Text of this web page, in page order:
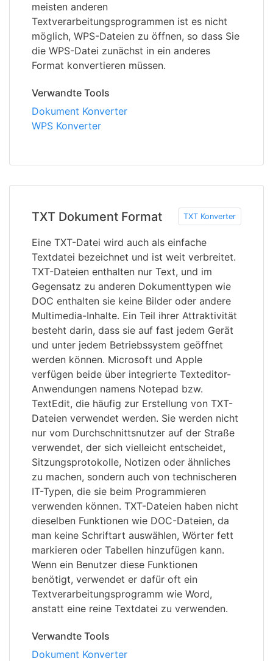
meisten anderen
Textverarbeitungsprogrammen ist es nicht
möglich, WPS-Dateien zu öffnen, so dass Sie
die WPS-Datei zunächst in ein anderes
Format konvertieren müssen.
Verwandte Tools
Dokument Konverter
WPS Konverter
TXT Dokument Format TXT Konverter
Eine TXT-Datei wird auch als einfache
Textdatei bezeichnet und ist weit verbreitet.
TXT-Dateien enthalten nur Text, und im
Gegensatz zu anderen Dokumenttypen wie
DOC enthalten sie keine Bilder oder andere
Multimedia-Inhalte. Ein Teil ihrer Attraktivität
besteht darin, dass sie auf fast jedem Gerät
und unter jedem Betriebssystem geöffnet
werden können. Microsoft und Apple
verfügen beide über integrierte Texteditor-
Anwendungen namens Notepad bzw.
TextEdit, die häufig zur Erstellung von TXT-
Dateien verwendet werden. Sie werden nicht
nur vom Durchschnittsnutzer auf der Straße
verwendet, der sich vielleicht entscheidet,
Sitzungsprotokolle, Notizen oder ähnliches
zu machen, sondern auch von technischeren
IT-Typen, die sie beim Programmieren
verwenden können. TXT-Dateien haben nicht
dieselben Funktionen wie DOC-Dateien, da
man keine Schriftart auswählen, Wörter fett
markieren oder Tabellen hinzufügen kann.
Wenn ein Benutzer diese Funktionen
benötigt, verwendet er dafür oft ein
Textverarbeitungsprogramm wie Word,
anstatt eine reine Textdatei zu verwenden.
Verwandte Tools
Dokument Konverter